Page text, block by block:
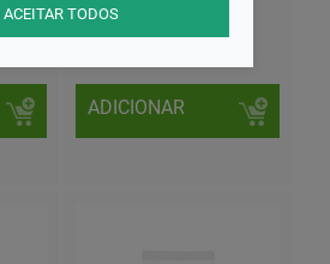
2,50 EUR
ADICIONAR
ACEITAR TODOS